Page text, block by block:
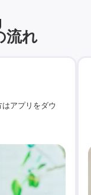
流れ
アプリをダウ